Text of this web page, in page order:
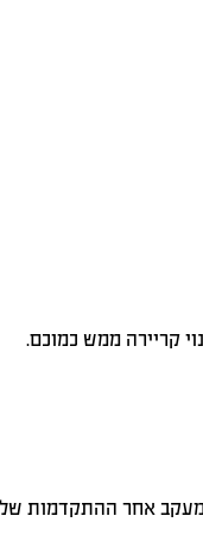
קריירה ממש כמוכם.
מעקב אחר ההתקדמות